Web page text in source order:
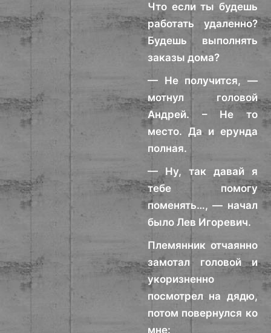
Что если ты будешь
работать удаленно?
Будешь выполнять
заказы дома?
— Не получится, —
мотнул головой
Андрей. – Не то
место. Да и ерунда
полная.
— Ну, так давай я
тебе помогу
поменять…, — начал
было Лев Игоревич.
Племянник отчаянно
замотал головой и
укоризненно
посмотрел на дядю,
потом повернулся ко
мне: